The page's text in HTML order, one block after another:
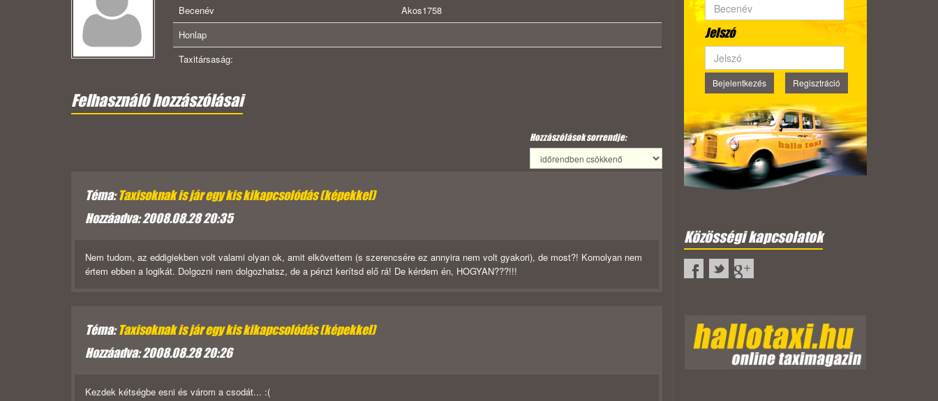
Becenév
Akos1758
Honlap
Taxitársaság:
Felhasználó hozzászólásai
Hozzászólások sorrendje:
Téma:Taxisoknak is jár egy kis kikapcsolódás (képekkel)
Hozzáadva: 2008.08.28 20:35
Nem tudom, az eddigiekben volt valami olyan ok, amit elkövettem (s szerencsére ez annyira nem volt gyakori), de most?! Komolyan nem
értem ebben a logikát. Dolgozni nem dolgozhatsz, de a pénzt kerítsd elő rá! De kérdem én, HOGYAN???!!!
Téma:Taxisoknak is jár egy kis kikapcsolódás (képekkel)
Hozzáadva: 2008.08.28 20:26
Kezdek kétségbe esni és várom a csodát... :(
Jelszó
Bejelentkezés Regisztráció
Közösségi kapcsolatok